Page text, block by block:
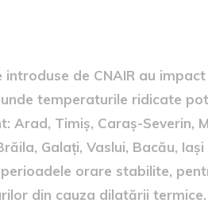
introduse de CNAIR au
temperaturile ridicate
Arad, Timiș, Caraș-Severin,
Galați, Vaslui, Bacău,
orare stabilite,
din cauza dilatării